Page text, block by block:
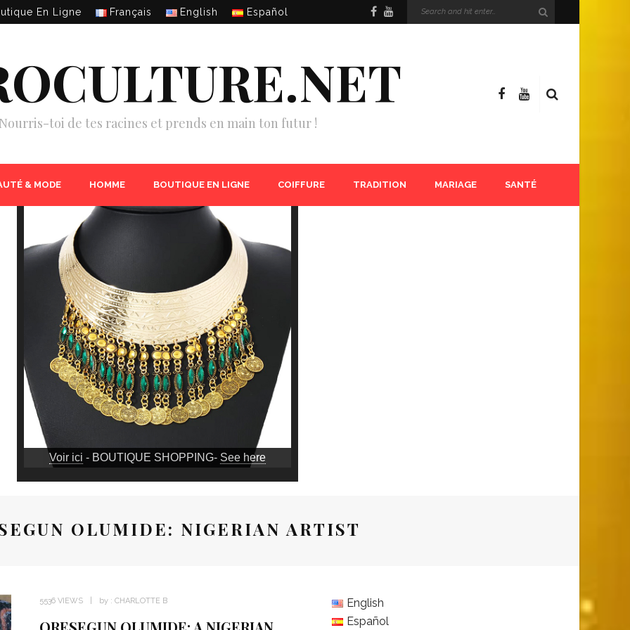
En Ligne Français English Español
toi de tes racines et prends en main ton futur !
& MODE HOMME BOUTIQUE EN LIGNE COIFFURE TRADITION MARIAGE SANTÉ
Voir ici - BOUTIQUE SHOPPING- See here
OLUMIDE: NIGERIAN ARTIST
5536 VIEWS by : CHARLOTTE B
English
Español